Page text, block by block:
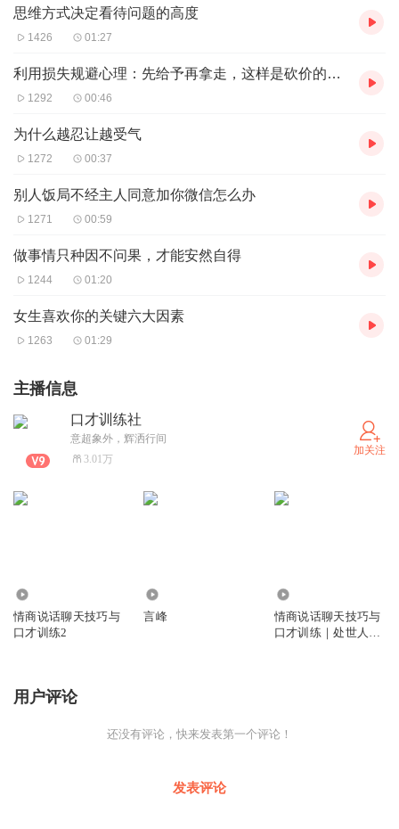
思维方式决定看待问题的高度
1426 01:27
利用损失规避心理：先给予再拿走，这样是砍价的好办法先心疼一下商家
1292 00:46
为什么越忍让越受气
1272 00:37
别人饭局不经主人同意加你微信怎么办
1271 00:59
做事情只种因不问果，才能安然自得
1244 01:20
女生喜欢你的关键六大因素
1263 01:29
主播信息
口才训练社
意超象外，辉洒行间
3.01万
加关注
情商说话聊天技巧与
口才训练2
言峰
情商说话聊天技巧与
口才训练｜处世人际
用户评论
还没有评论，快来发表第一个评论！
发表评论